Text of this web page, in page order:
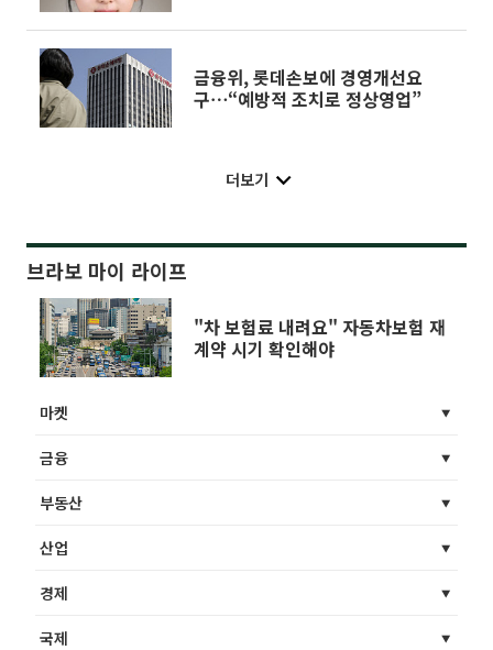
금융위, 롯데손보에 경영개선요
구⋯“예방적 조치로 정상영업”
더보기
브라보 마이 라이프
"차 보험료 내려요" 자동차보험 재
계약 시기 확인해야
마켓
금융
부동산
산업
경제
국제